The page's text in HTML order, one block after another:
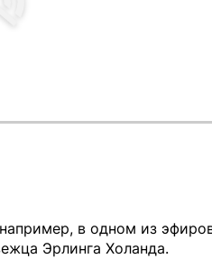
в одном из
Эрлинга Холанда.